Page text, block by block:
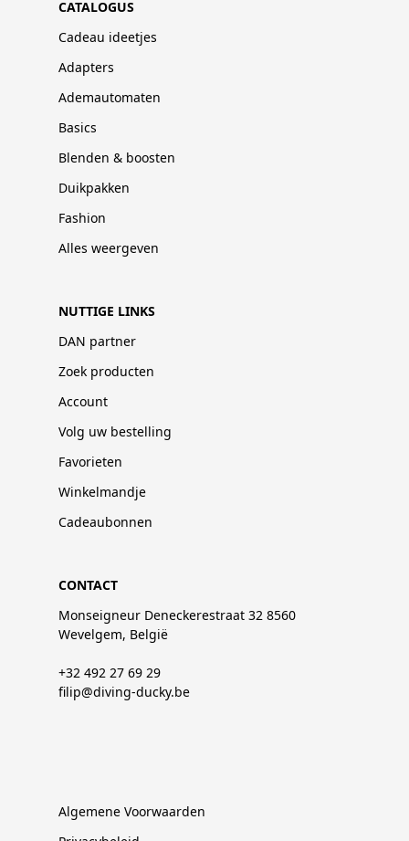
CATALOGUS
Cadeau ideetjes
Adapters
Ademautomaten
Basics
Blenden & boosten
Duikpakken
Fashion
Alles weergeven
NUTTIGE LINKS
DAN partner
Zoek producten
Account
Volg uw bestelling
Favorieten
Winkelmandje
Cadeaubonnen
CONTACT
Monseigneur Deneckerestraat 32 8560
Wevelgem, België
+32 492 27 69 29
filip@diving-ducky.be
Algemene Voorwaarden